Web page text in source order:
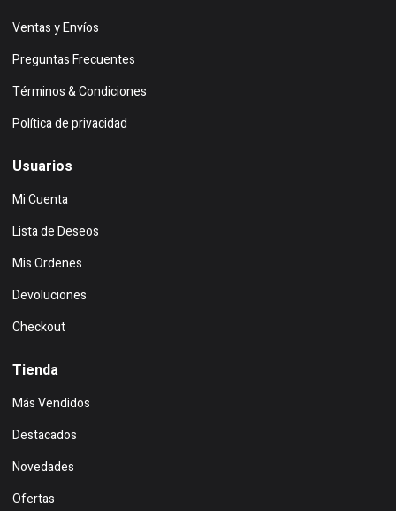
Ventas y Envíos
Preguntas Frecuentes
Términos & Condiciones
Política de privacidad
Usuarios
Mi Cuenta
Lista de Deseos
Mis Ordenes
Devoluciones
Checkout
Tienda
Más Vendidos
Destacados
Novedades
Ofertas